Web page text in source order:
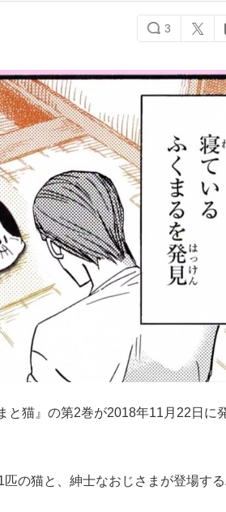
3
と猫』の第2巻が2018年11月22日に
の猫と、紳士なおじさまが登場す